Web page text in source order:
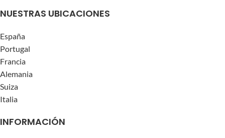
NUESTRAS UBICACIONES
España
Portugal
Francia
Alemania
Suiza
Italia
INFORMACIÓN